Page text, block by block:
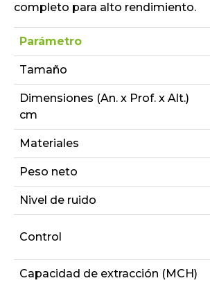
completo para alto rendimiento.
Parámetro
Tamaño
Dimensiones (An. x Prof. x Alt.)
cm
Materiales
Peso neto
Nivel de ruido
Control
Capacidad de extracción (MCH)